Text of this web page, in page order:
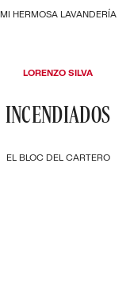
MI HERMOSA LAVANDERÍA
EL BLOC DEL CARTERO
INCENDIADOS
LORENZO SILVA